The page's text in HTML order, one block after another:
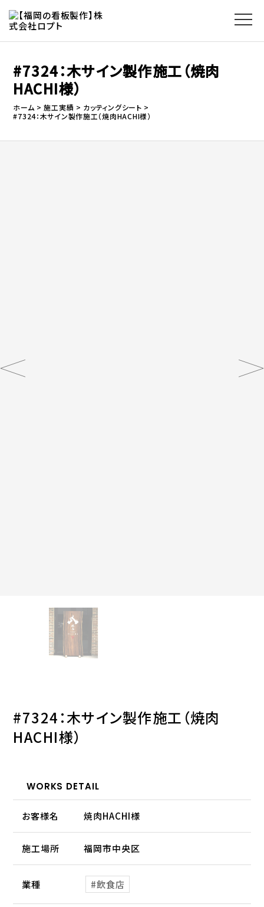
#7324：木サイン製作施工（焼肉
HACHI様）
ホーム 施工実績
カッティングシート
#7324：木サイン製作施工（焼肉HACHI様）
#7324：木サイン製作施工（焼肉
HACHI様）
WORKS DETAIL
お客様名 焼肉HACHI様
施工場所 福岡市中央区
業種 飲食店